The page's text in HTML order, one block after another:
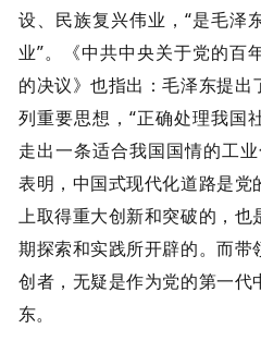
设、民族复兴伟业，“是毛泽
业”。《中共中央关于党的百
的决议》也指出：毛泽东提
列重要思想，“正确处理我国
走出一条适合我国国情的工
表明，中国式现代化道路是
上取得重大创新和突破的，也
期探索和实践所开辟的。而
创者，无疑是作为党的第一代
东。